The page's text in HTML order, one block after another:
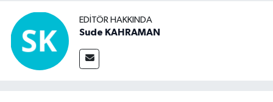
EDITÖR HAKKINDA
Sude KAHRAMAN